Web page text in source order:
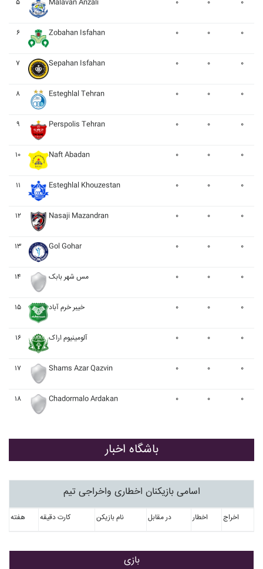
۵ Malavan Anzali ۰ ۰ ۰
۶ Zobahan Isfahan ۰ ۰ ۰
۷ Sepahan Isfahan ۰ ۰ ۰
۸ Esteghlal Tehran ۰ ۰ ۰
۹ Perspolis Tehran ۰ ۰ ۰
۱۰ Naft Abadan ۰ ۰ ۰
۱۱ Esteghlal Khouzestan ۰ ۰ ۰
۱۲ Nasaji Mazandran ۰ ۰ ۰
۱۳ Gol Gohar ۰ ۰ ۰
۱۴ مس شهر بابک ۰ ۰ ۰
۱۵ خيبر خرم آباد ۰ ۰ ۰
۱۶ آلومينيوم اراک ۰ ۰ ۰
۱۷ Shams Azar Qazvin ۰ ۰ ۰
۱۸ Chadormalo Ardakan ۰ ۰ ۰
باشگاه اخبار
اسامی بازیکنان اخطاری واخراجی تیم
هفته کارت دقیقه نام بازیکن در مقابل اخطار اخراج
بازی